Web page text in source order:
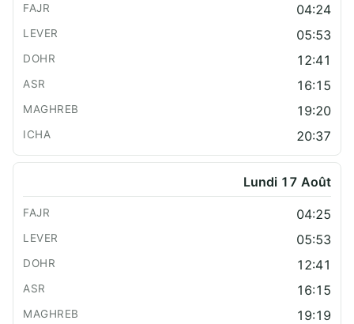
04:24
05:53
12:41
16:15
19:20
20:37
Lundi 17 Août
04:25
05:53
12:41
16:15
19:19